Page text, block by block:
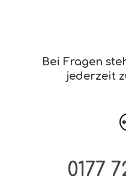
Bei Fragen
jederzeit
0177